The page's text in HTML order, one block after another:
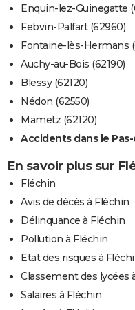
Enquin-lez-Guinegatte
Febvin-Palfart (62960)
Fontaine-lès-Hermans
Auchy-au-Bois (62190)
Blessy (62120)
Nédon (62550)
Mametz (62120)
Accidents dans le
En savoir plus sur
Fléchin
Avis de décès à Fléchin
Délinquance à Fléchin
Pollution à Fléchin
Etat des risques à
Classement des lycées
Salaires à Fléchin